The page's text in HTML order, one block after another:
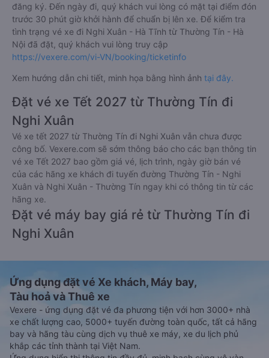
đăng ký. Đến ngày đi, quý khách vui lòng có mặt tại điểm đón
trước 30 phút giờ khởi hành để chuẩn bị lên xe. Để kiểm tra
tình trạng vé xe đi Nghi Xuân - Hà Tĩnh từ Thường Tín - Hà
Nội đã đặt, quý khách vui lòng truy cập
https://vexere.com/vi-VN/booking/ticketinfo
Xem hướng dẫn chi tiết, minh họa bằng hình ảnh tại đây.
Đặt vé xe Tết 2027 từ Thường Tín đi
Nghi Xuân
Vé xe tết 2027 từ Thường Tín đi Nghi Xuân vẫn chưa được
công bố. Vexere.com sẽ sớm thông báo cho các bạn thông tin
vé xe Tết 2027 bao gồm giá vé, lịch trình, ngày giờ bán vé
của các hãng xe khách đi tuyến đường Thường Tín - Nghi
Xuân và Nghi Xuân - Thường Tín ngay khi có thông tin từ các
hãng xe.
Đặt vé máy bay giá rẻ từ Thường Tín đi
Nghi Xuân
Ứng dụng đặt vé Xe khách, Máy bay,
Tàu hoả và Thuê xe
Vexere - ứng dụng đặt vé đa phương tiện với hơn 3000+ nhà
xe chất lượng cao, 5000+ tuyến đường toàn quốc, tất cả hãng
bay và hãng tàu cùng dịch vụ thuê xe máy, xe du lịch phủ
khắp các tỉnh thành tại Việt Nam.